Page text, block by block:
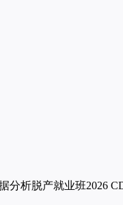
分析脱产就业班2026